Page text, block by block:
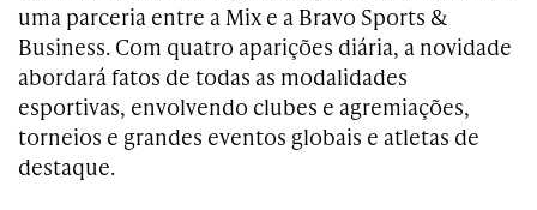
uma parceria entre a Mix e a Bravo Sports &
Business. Com quatro aparições diária, a novidade
abordará fatos de todas as modalidades
esportivas, envolvendo clubes e agremiações,
torneios e grandes eventos globais e atletas de
destaque.